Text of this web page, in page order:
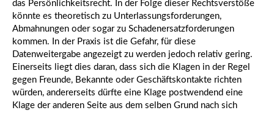
das Persönlichkeitsrecht. In der Folge dieser Rechtsverstöße
könnte es theoretisch zu Unterlassungsforderungen,
Abmahnungen oder sogar zu Schadenersatzforderungen
kommen. In der Praxis ist die Gefahr, für diese
Datenweitergabe angezeigt zu werden jedoch relativ gering.
Einerseits liegt dies daran, dass sich die Klagen in der Regel
gegen Freunde, Bekannte oder Geschäftskontakte richten
würden, andererseits dürfte eine Klage postwendend eine
Klage der anderen Seite aus dem selben Grund nach sich